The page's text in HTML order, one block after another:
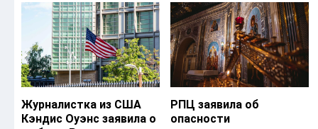
Журналистка из США
Кэндис Оуэнс заявила о
РПЦ заявила об
опасности